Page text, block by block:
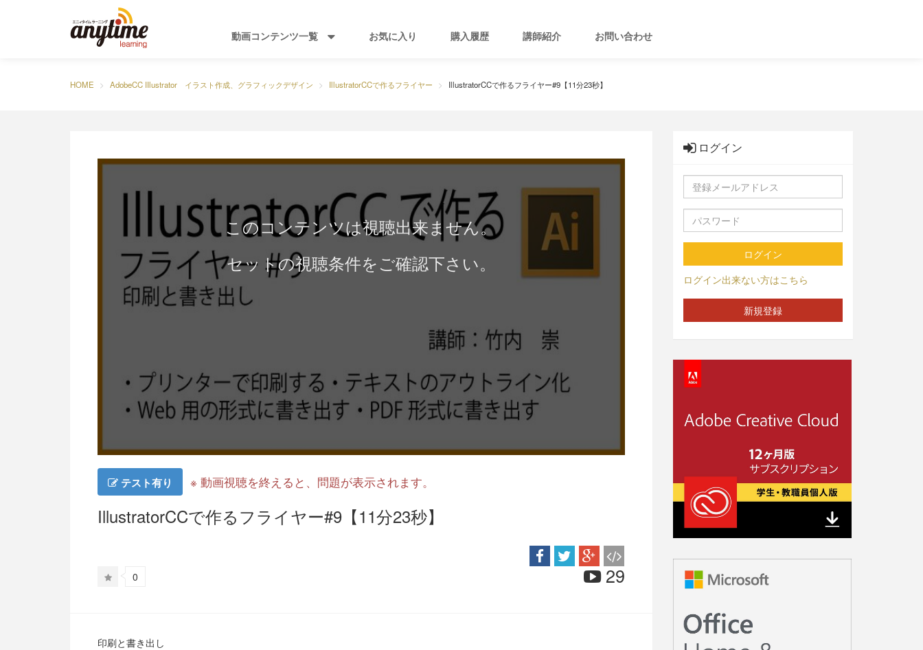
動画コンテンツ一覧 お気に入り 購入履歴 講師紹介 お問い合わせ
HOME AdobeCC IIlustrator イラスト作成、グラフィックデザイン IllustratorCCで作るフライヤー IllustratorCCで作るフライヤー#9【11分23秒】
このコンテンツは視聴出来ません。
セットの視聴条件をご確認下さい。
テスト有り ※ 動画視聴を終えると、問題が表示されます。
IllustratorCCで作るフライヤー#9【11分23秒】
0 29
印刷と書き出し
ログイン
ログイン
ログイン出来ない方はこちら
新規登録